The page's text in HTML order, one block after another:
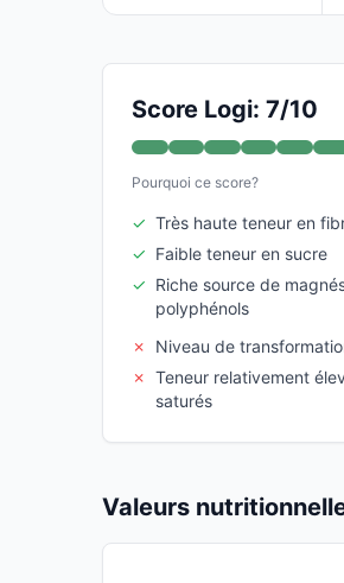
Score Logi: 7/10
Pourquoi ce score?
✓ Très haute teneur en
✓ Faible teneur en sucre
✓ Riche source de
polyphénols
✗
Niveau de
✗ Teneur relativement
saturés
Valeurs